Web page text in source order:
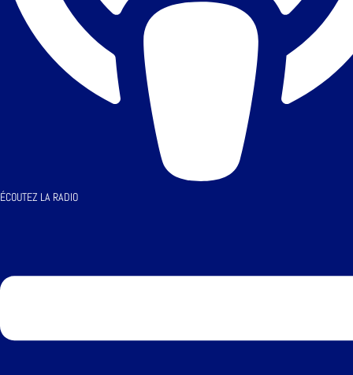
ÉCOUTEZ LA RADIO